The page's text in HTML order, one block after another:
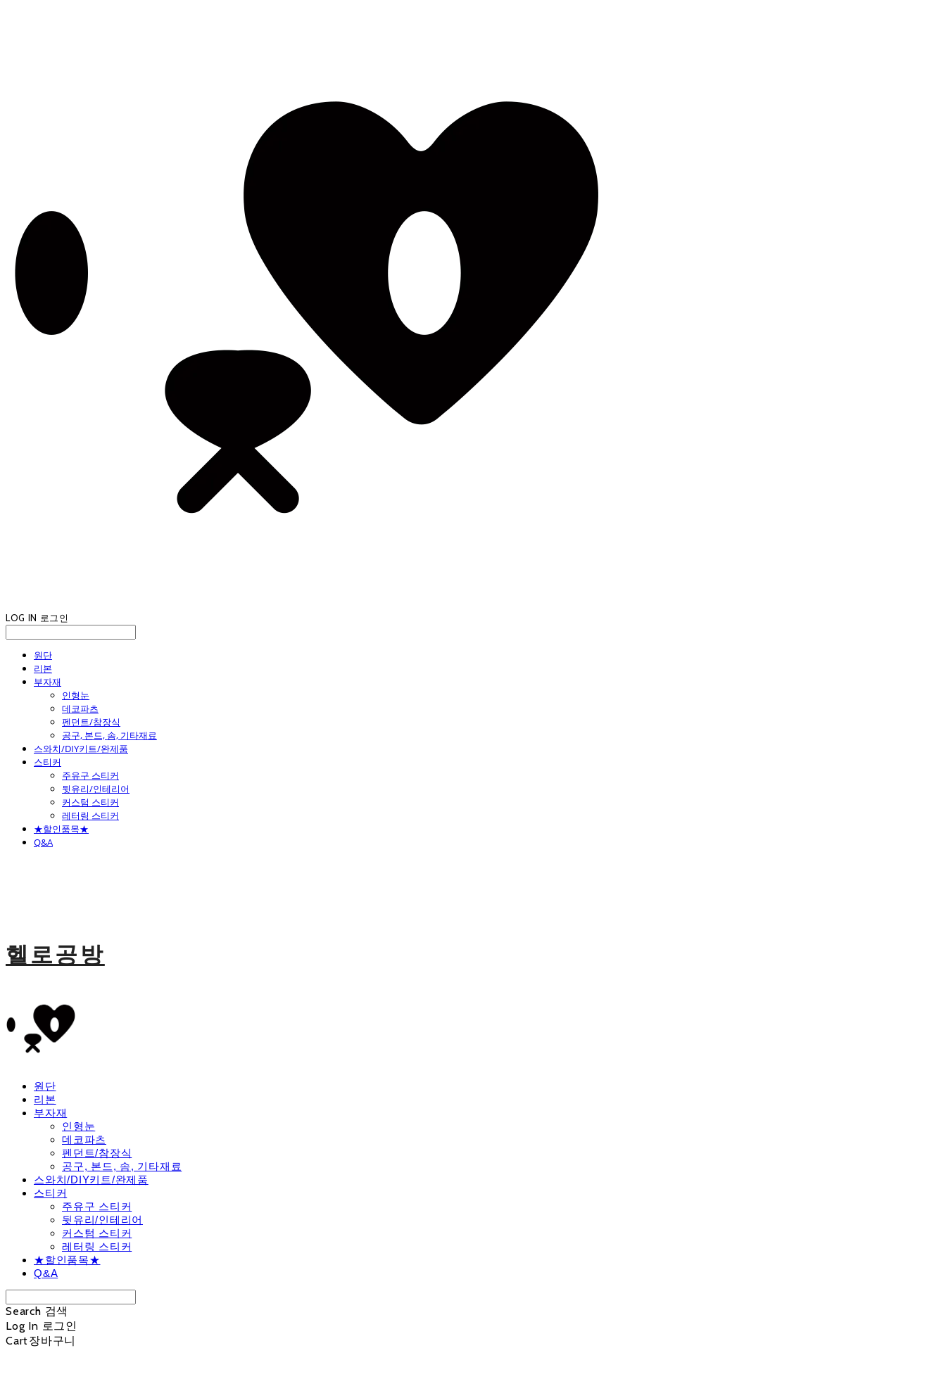
LOG IN 로그인
원단
리본
부자재
인형눈
데코파츠
펜던트/참장식
공구, 본드, 솜, 기타재료
스와치/DIY키트/완제품
스티커
주유구 스티커
뒷유리/인테리어
커스텀 스티커
레터링 스티커
★할인품목★
Q&A
헬로공방
원단
리본
부자재
인형눈
데코파츠
펜던트/참장식
공구, 본드, 솜, 기타재료
스와치/DIY키트/완제품
스티커
주유구 스티커
뒷유리/인테리어
커스텀 스티커
레터링 스티커
★할인품목★
Q&A
Search 검색
Log In 로그인
Cart장바구니